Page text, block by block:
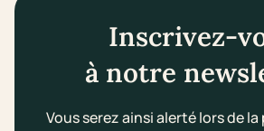
Inscrivez-
à notre
Vous serez ainsi alerté lors de